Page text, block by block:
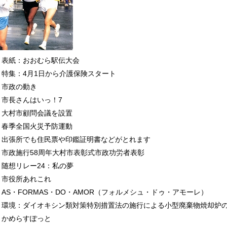
表紙：おおむら駅伝大会
特集：4月1日から介護保険スタート
市政の動き
市長さんはいっ！7
大村市顧問会議を設置
春季全国火災予防運動
出張所でも住民票や印鑑証明書などがとれます
市政施行58周年大村市表彰式市政功労者表彰
随想リレー24：私の夢
市役所あれこれ
AS・FORMAS・DO・AMOR（フォルメシュ・ドゥ・アモーレ）
環境：ダイオキシン類対策特別措置法の施行による小型廃棄物焼却炉
かめらすぽっと